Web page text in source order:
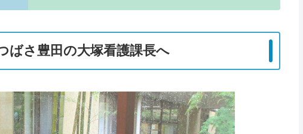
ばさ豊田の大塚看護課長へ